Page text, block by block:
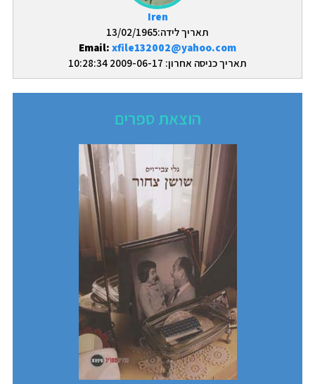
Iren
תאריך לידה:13/02/1965
Email: xfile132002@yahoo.com
תאריך כניסה אחרון: 2009-06-17 10:28:34
הוצאת ספרים